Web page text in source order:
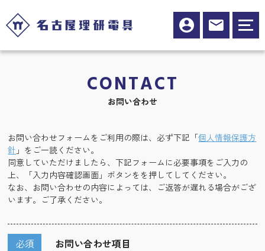
CONTACT
お問い合わせ
お問い合わせフォームをご利用の際は、必ず下記「個人情報保護方
針 」をご一読ください。
同意していただけましたら、下記フォームに必要事項をご入力の
上、「入力内容確認画面」ボタンをを押してしてください。
なお、お問い合わせの内容によっては、ご返答が遅れる場合がござ
います。ご了承ください。
お問い合わせ項目
必須